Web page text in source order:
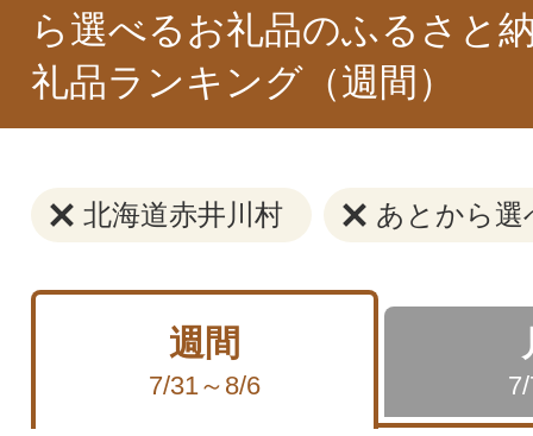
ら選べるお礼品のふるさと
礼品ランキング（週間）
北海道赤井川村 あとから選
週間
7/31～8/6